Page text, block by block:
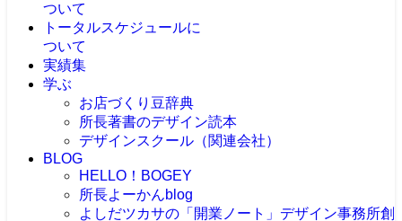
ついて
トータルスケジュールに
ついて
実績集
学ぶ
お店づくり豆辞典
所長著書のデザイン読本
デザインスクール（関連会社）
BLOG
HELLO！BOGEY
所長よーかんblog
よしだツカサの「開業ノート」 デザイン事務所創